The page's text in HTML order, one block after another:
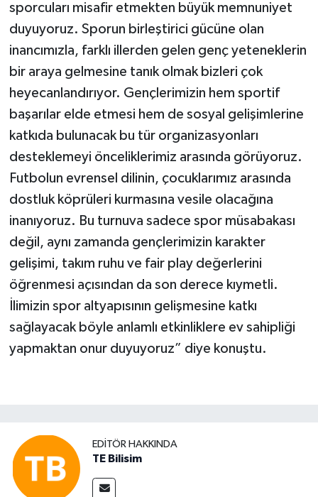
sporcuları misafir etmekten büyük memnuniyet
duyuyoruz. Sporun birleştirici gücüne olan
inancımızla, farklı illerden gelen genç yeteneklerin
bir araya gelmesine tanık olmak bizleri çok
heyecanlandırıyor. Gençlerimizin hem sportif
başarılar elde etmesi hem de sosyal gelişimlerine
katkıda bulunacak bu tür organizasyonları
desteklemeyi önceliklerimiz arasında görüyoruz.
Futbolun evrensel dilinin, çocuklarımız arasında
dostluk köprüleri kurmasına vesile olacağına
inanıyoruz. Bu turnuva sadece spor müsabakası
değil, aynı zamanda gençlerimizin karakter
gelişimi, takım ruhu ve fair play değerlerini
öğrenmesi açısından da son derece kıymetli.
İlimizin spor altyapısının gelişmesine katkı
sağlayacak böyle anlamlı etkinliklere ev sahipliği
yapmaktan onur duyuyoruz” diye konuştu.
EDITÖR HAKKINDA
TE Bilisim